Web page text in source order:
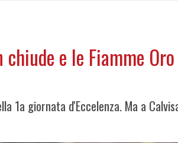
e le Fiamme
1a giornata d'Eccelenza. Ma a